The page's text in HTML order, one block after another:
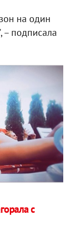
на один
– подписала
с